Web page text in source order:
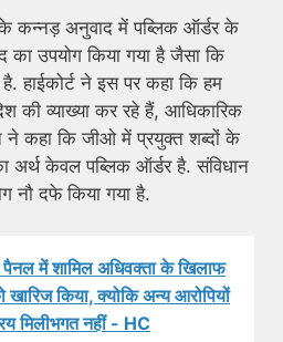
कन्नड़ अनुवाद में पब्लिक ऑर्डर के
का उपयोग किया गया है जैसा कि
हाईकोर्ट ने इस पर कहा कि हम
की व्याख्या कर रहे हैं, आधिकारिक
ने कहा कि जीओ में प्रयुक्त शब्दों के
अर्थ केवल पब्लिक ऑर्डर है. संविधान
नौ दफे किया गया है.
में शामिल अधिवक्ता के खिलाफ
खारिज किया, क्योकि अन्य आरोपियों
मिलीभगत नहीं - HC